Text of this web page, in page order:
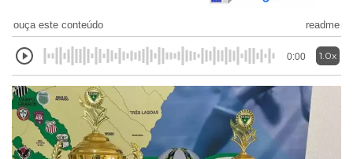
ouça este conteúdo readme
0:00 1.0x